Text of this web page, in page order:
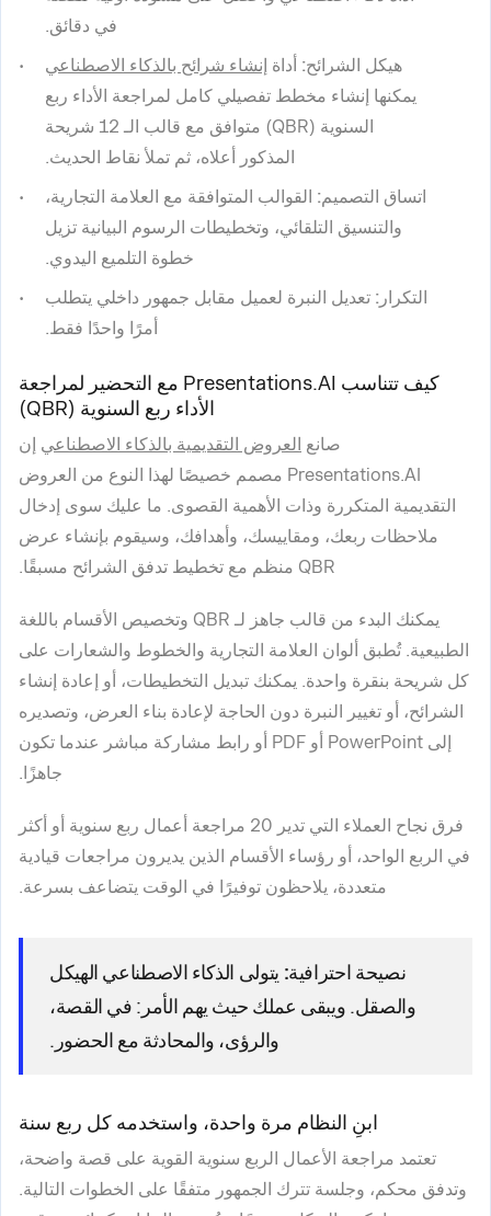
في دقائق.
هيكل الشرائح: أداة إنشاء شرائح بالذكاء الاصطناعي
يمكنها إنشاء مخطط تفصيلي كامل لمراجعة الأداء ربع
السنوية (QBR) متوافق مع قالب الـ 12 شريحة
المذكور أعلاه، ثم تملأ نقاط الحديث.
اتساق التصميم: القوالب المتوافقة مع العلامة التجارية،
والتنسيق التلقائي، وتخطيطات الرسوم البيانية تزيل
خطوة التلميع اليدوي.
التكرار: تعديل النبرة لعميل مقابل جمهور داخلي يتطلب
أمرًا واحدًا فقط.
كيف تتناسب Presentations.AI مع التحضير لمراجعة
الأداء ربع السنوية (QBR)
صانع العروض التقديمية بالذكاء الاصطناعي إن
Presentations.AI مصمم خصيصًا لهذا النوع من العروض
التقديمية المتكررة وذات الأهمية القصوى. ما عليك سوى إدخال
ملاحظات ربعك، ومقاييسك، وأهدافك، وسيقوم بإنشاء عرض
QBR منظم مع تخطيط تدفق الشرائح مسبقًا.
يمكنك البدء من قالب جاهز لـ QBR وتخصيص الأقسام باللغة
الطبيعية. تُطبق ألوان العلامة التجارية والخطوط والشعارات على
كل شريحة بنقرة واحدة. يمكنك تبديل التخطيطات، أو إعادة إنشاء
الشرائح، أو تغيير النبرة دون الحاجة لإعادة بناء العرض، وتصديره
إلى PowerPoint أو PDF أو رابط مشاركة مباشر عندما تكون
جاهزًا.
فرق نجاح العملاء التي تدير 20 مراجعة أعمال ربع سنوية أو أكثر
في الربع الواحد، أو رؤساء الأقسام الذين يديرون مراجعات قيادية
متعددة، يلاحظون توفيرًا في الوقت يتضاعف بسرعة.
نصيحة احترافية: يتولى الذكاء الاصطناعي الهيكل
والصقل. ويبقى عملك حيث يهم الأمر: في القصة،
والرؤى، والمحادثة مع الحضور.
ابنِ النظام مرة واحدة، واستخدمه كل ربع سنة
تعتمد مراجعة الأعمال الربع سنوية القوية على قصة واضحة،
وتدفق محكم، وجلسة تترك الجمهور متفقًا على الخطوات التالية.